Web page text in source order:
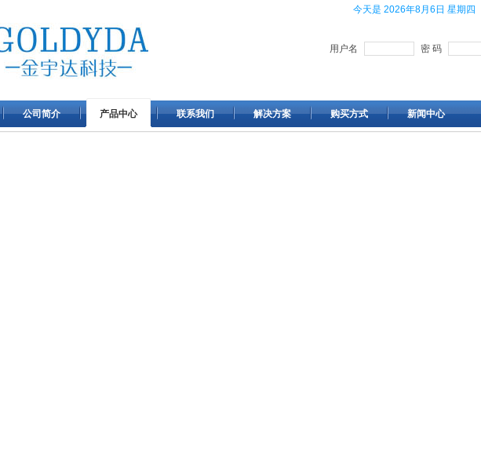
今天是 2026年8月6日 星期四
用户名 密 码
公司简介 产品中心 联系我们 解决方案 购买方式 新闻中心